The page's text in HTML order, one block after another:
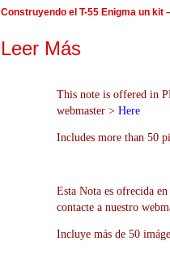
Construyendo el T-55 Enigma un kit
Leer Más
This note is offered in
webmaster > Here
Includes more than 50
Esta Nota es ofrecida
contacte a nuestro
Incluye más de 50